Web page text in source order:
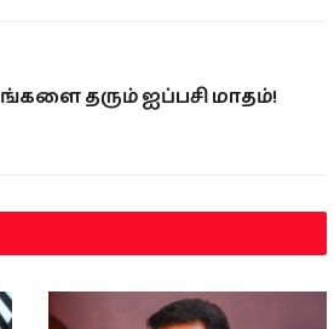
தரும் ஐப்பசி மாதம்!